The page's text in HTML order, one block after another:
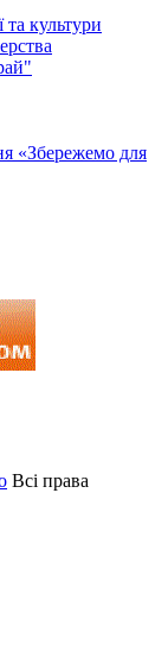
та культури
«Збережемо для
Всі права